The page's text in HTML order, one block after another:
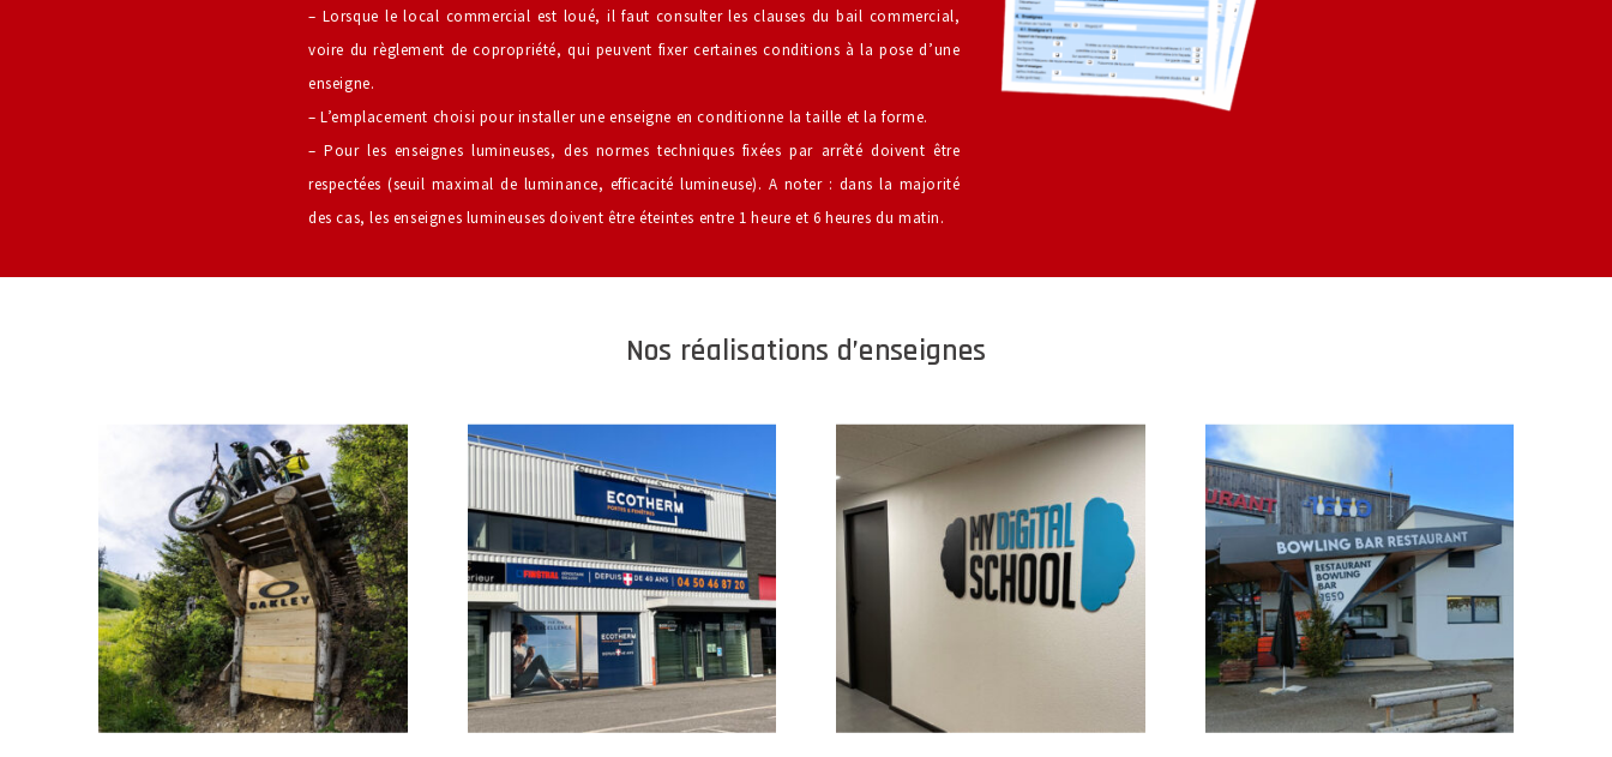
– Lorsque le local commercial est loué, il faut consulter les clauses du bail commercial,
voire du règlement de copropriété, qui peuvent fixer certaines conditions à la pose d’une
enseigne.
– L’emplacement choisi pour installer une enseigne en conditionne la taille et la forme.
– Pour les enseignes lumineuses, des normes techniques fixées par arrêté doivent être
respectées (seuil maximal de luminance, efficacité lumineuse). A noter : dans la majorité
des cas, les enseignes lumineuses doivent être éteintes entre 1 heure et 6 heures du matin.
Nos réalisations d’enseignes